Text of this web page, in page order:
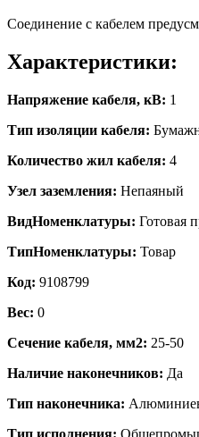
Соединение с кабелем
Характеристики:
Напряжение кабеля, кВ: 1
Тип изоляции кабеля:
Количество жил кабеля: 4
Узел заземления: Непаяный
ВидНоменклатуры: Готовая
ТипНоменклатуры: Товар
Код: 9108799
Вес: 0
Сечение кабеля, мм2: 25-50
Наличие наконечников: Да
Тип наконечника:
Тип исполнения: